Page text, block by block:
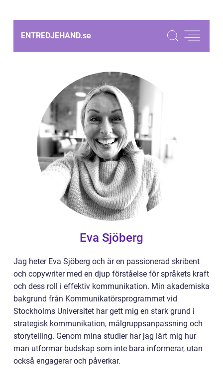
ENTREDJEHAND.se
Eva Sjöberg
Jag heter Eva Sjöberg och är en passionerad skribent
och copywriter med en djup förståelse för språkets kraft
och dess roll i effektiv kommunikation. Min akademiska
bakgrund från Kommunikatörsprogrammet vid
Stockholms Universitet har gett mig en stark grund i
strategisk kommunikation, målgruppsanpassning och
storytelling. Genom mina studier har jag lärt mig hur
man utformar budskap som inte bara informerar, utan
också engagerar och påverkar.